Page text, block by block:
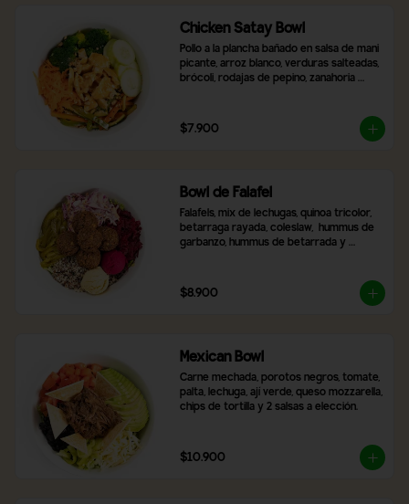
Chicken Satay Bowl
Pollo a la plancha bañado en salsa de mani
picante, arroz blanco, verduras salteadas,
brócoli, rodajas de pepino, zanahoria
$7.900
Bowl de Falafel
Falafels, mix de lechugas, quinoa tricolor,
betarraga rayada, coleslaw,  hummus de
garbanzo, hummus de betarrada y
$8.900
Mexican Bowl
Carne mechada, porotos negros, tomate,
palta, lechuga, ají verde, queso mozzarella,
chips de tortilla y 2 salsas a elección.
$10.900